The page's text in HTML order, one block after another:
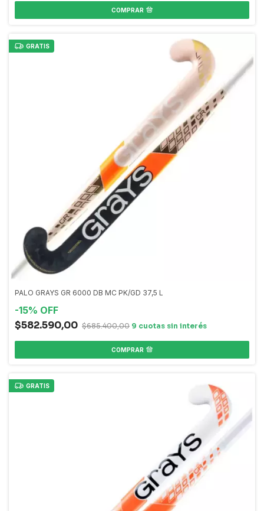
COMPRAR
GRATIS
PALO GRAYS GR 6000 DB MC PK/GD 37,5 L
-15% OFF
$582.590,00 $685.400,00
COMPRAR
GRATIS